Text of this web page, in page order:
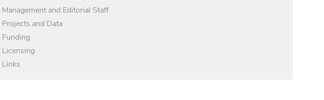
Management and Editorial Staff
Projects and Data
Funding
Licensing
Links